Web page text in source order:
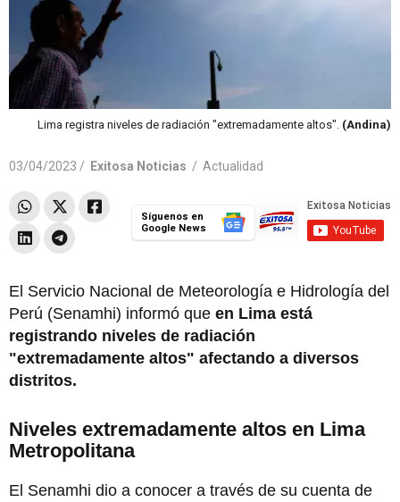
Lima registra niveles de radiación "extremadamente altos". (Andina)
03/04/2023 / Exitosa Noticias / Actualidad
Síguenos en
Google News
El Servicio Nacional de Meteorología e Hidrología del
Perú (Senamhi) informó que en Lima está
registrando niveles de radiación
"extremadamente altos" afectando a diversos
distritos.
Niveles extremadamente altos en Lima
Metropolitana
El Senamhi dio a conocer a través de su cuenta de